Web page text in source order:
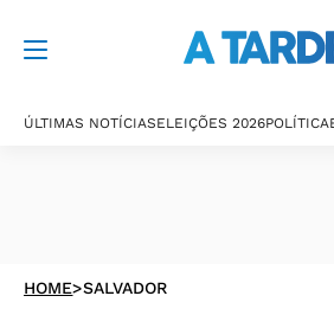
ÚLTIMAS NOTÍCIASELEIÇÕES 2026POLÍTICA
HOME>SALVADOR